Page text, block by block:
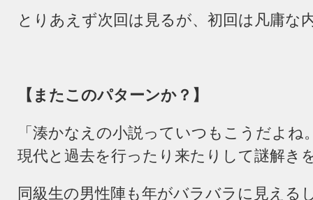
とりあえず次回は見るが、初回は凡庸な
【またこのパターンか？】
「湊かなえの小説っていつもこうだよね
現代と過去を行ったり来たりして謎解き
同級生の男性陣も年がバラバラに見える